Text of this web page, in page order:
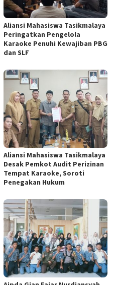
Aliansi Mahasiswa Tasikmalaya
Peringatkan Pengelola
Karaoke Penuhi Kewajiban PBG
dan SLF
Aliansi Mahasiswa Tasikmalaya
Desak Pemkot Audit Perizinan
Tempat Karaoke, Soroti
Penegakan Hukum